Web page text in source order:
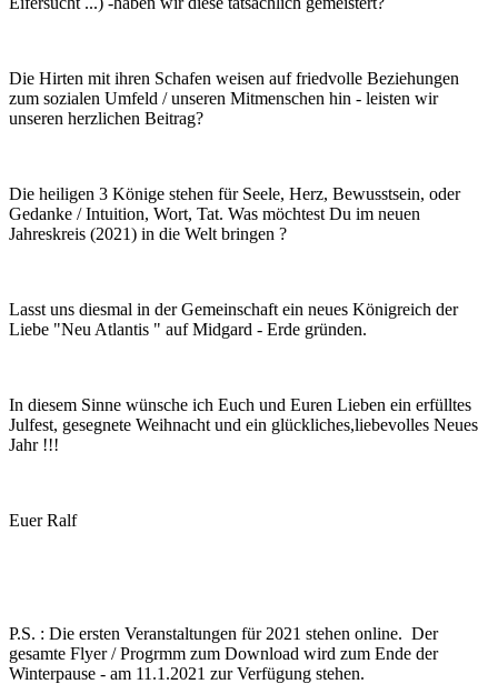
Die Hirten mit ihren Schafen weisen auf friedvolle Beziehungen
zum sozialen Umfeld / unseren Mitmenschen hin - leisten wir
unseren herzlichen Beitrag?
Die heiligen 3 Könige stehen für Seele, Herz, Bewusstsein, oder
Gedanke / Intuition, Wort, Tat. Was möchtest Du im neuen
Jahreskreis (2021) in die Welt bringen ?
Lasst uns diesmal in der Gemeinschaft ein neues Königreich der
Liebe "Neu Atlantis " auf Midgard - Erde gründen.
In diesem Sinne wünsche ich Euch und Euren Lieben ein erfülltes
Julfest, gesegnete Weihnacht und ein glückliches,liebevolles Neues
Jahr !!!
Euer Ralf
P.S. : Die ersten Veranstaltungen für 2021 stehen online. Der
gesamte Flyer / Progrmm zum Download wird zum Ende der
Winterpause - am 11.1.2021 zur Verfügung stehen.